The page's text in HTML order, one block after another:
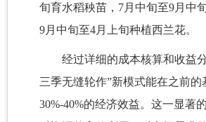
旬育水稻秧苗，7月中旬至9月中
9月中旬至4月上旬种植西兰花。
经过详细的成本核算和收益
三季无缝轮作”新模式能在之前的
30%-40%的经济效益。这一显著